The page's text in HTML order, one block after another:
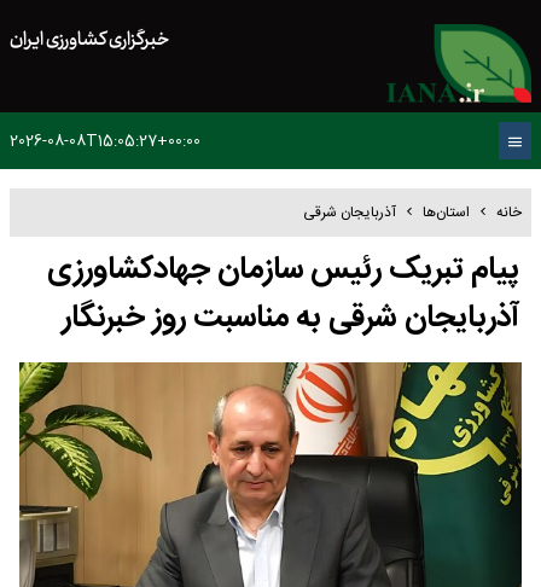
خبرگزاری کشاورزی ایران
2026-08-08T15:05:27+00:00
خانه استان‌ها آذربایجان شرقی
پیام تبریک رئیس سازمان جهادکشاورزی
آذربایجان شرقی به مناسبت روز خبرنگار